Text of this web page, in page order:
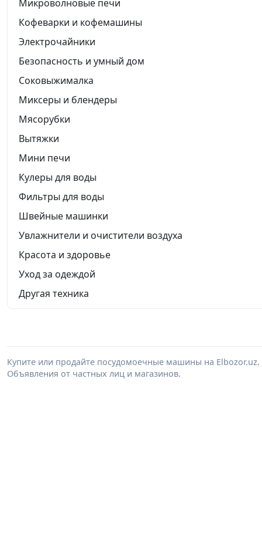
Микроволновые печи
Кофеварки и кофемашины
Электрочайники
Безопасность и умный дом
Соковыжималка
Миксеры и блендеры
Мясорубки
Вытяжки
Мини печи
Кулеры для воды
Фильтры для воды
Швейные машинки
Увлажнители и очистители воздуха
Красота и здоровье
Уход за одеждой
Другая техника
Купите или продайте посудомоечные машины на
Объявления от частных лиц и магазинов.